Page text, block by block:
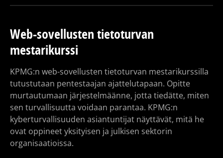
Web-sovellusten tietoturvan
mestarikurssi
KPMG:n web-sovellusten tietoturvan mestarikurssilla
tutustutaan pentestaajan ajattelutapaan. Opitte
murtautumaan järjestelmäänne, jotta tiedätte, miten
sen turvallisuutta voidaan parantaa. KPMG:n
kyberturvallisuuden asiantuntijat näyttävät, mitä he
ovat oppineet yksityisen ja julkisen sektorin
organisaatioissa.